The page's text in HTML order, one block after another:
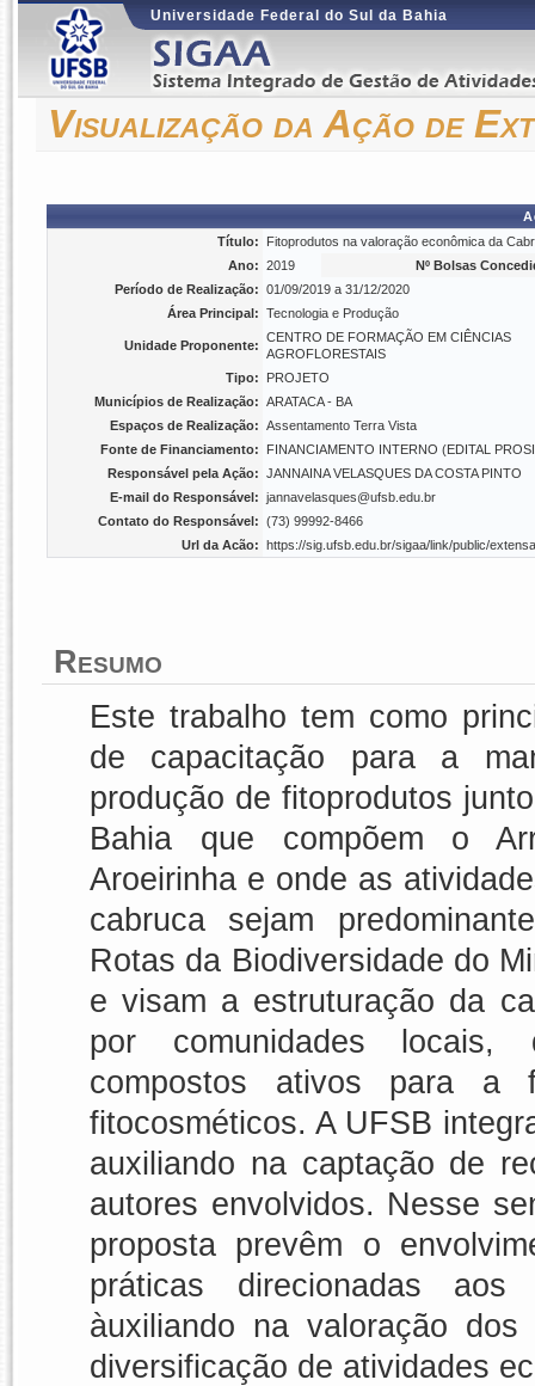
Universidade Federal do Sul da Bahia
Visualização da Ação de
Título:
Fitoprodutos na valoração econômica da
Ano: 2019
Nº Bolsas
Período de Realização: 01/09/2019 a 31/12/2020
Área Principal: Tecnologia e Produção
Unidade Proponente:
CENTRO DE FORMAÇÃO EM CIÊNCIAS
AGROFLORESTAIS
Tipo:
PROJETO
Municípios de Realização: ARATACA - BA
Espaços de Realização: Assentamento Terra Vista
Fonte de Financiamento:
FINANCIAMENTO INTERNO (EDITAL
Responsável pela Ação: JANNAINA VELASQUES DA COSTA PINTO
E-mail do Responsável: jannavelasques@ufsb.edu.br
Contato do Responsável: (73) 99992-8466
Url da Acão: https://sig.ufsb.edu.br/sigaa/link/public/
Resumo
Este trabalho tem como
de capacitação para a
produção de fitoprodutos
Bahia que compõem o
Aroeirinha e onde as
cabruca sejam
Rotas da Biodiversidade do
e visam a estruturação da
por comunidades locais,
compostos ativos para a
fitocosméticos. A UFSB
auxiliando na captação de
autores envolvidos. Nesse
proposta prevêm o
práticas direcionadas
àuxiliando na valoração
diversificação de atividades